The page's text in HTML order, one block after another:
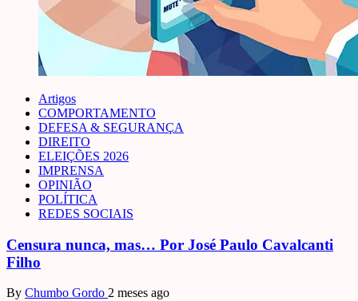
Artigos
COMPORTAMENTO
DEFESA & SEGURANÇA
DIREITO
ELEIÇÕES 2026
IMPRENSA
OPINIÃO
POLÍTICA
REDES SOCIAIS
Censura nunca, mas… Por José Paulo Cavalcanti
Filho
By Chumbo Gordo 2 meses ago